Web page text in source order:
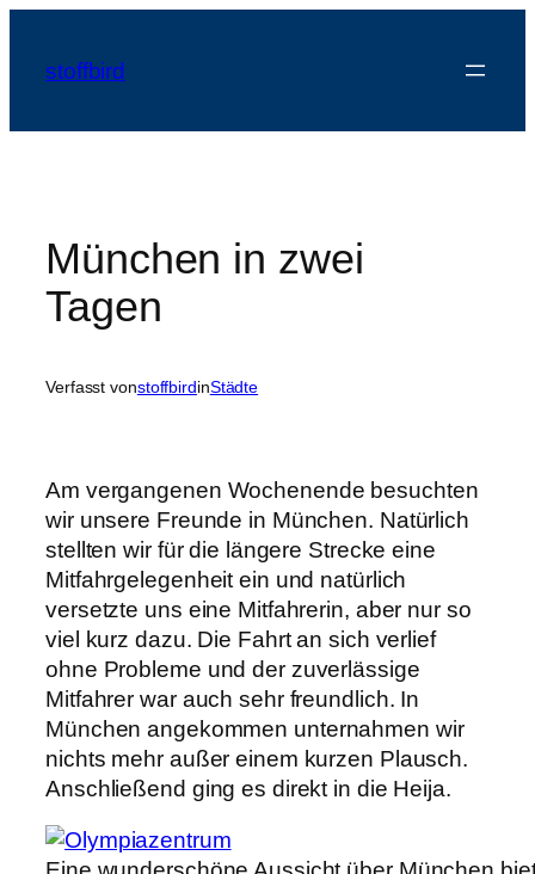
springen
stoffbird
München in zwei
Tagen
Verfasst vonstoffbirdinStädte
Am vergangenen Wochenende besuchten
wir unsere Freunde in München. Natürlich
stellten wir für die längere Strecke eine
Mitfahrgelegenheit ein und natürlich
versetzte uns eine Mitfahrerin, aber nur so
viel kurz dazu. Die Fahrt an sich verlief
ohne Probleme und der zuverlässige
Mitfahrer war auch sehr freundlich. In
München angekommen unternahmen wir
nichts mehr außer einem kurzen Plausch.
Anschließend ging es direkt in die Heija.